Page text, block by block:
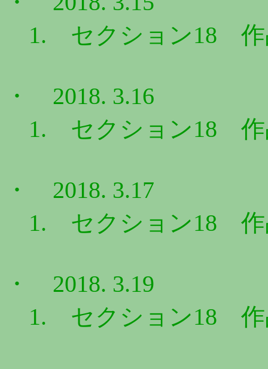
1. セクション18 作
・ 2018. 3.16
1. セクション18 作
・ 2018. 3.17
1. セクション18 作
・ 2018. 3.19
1. セクション18 作